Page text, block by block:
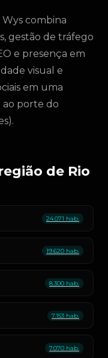
Wys combina
gestão de tráfego
e presença em
visual e
em uma
ao porte do
de Rio
24.071 hab.
19.620 hab.
8.300 hab.
7.153 hab.
7.070 hab.